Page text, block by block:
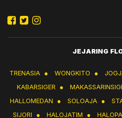
JEJARING
TRENASIA ● WONGKITO ●
KABARSIGER
●
HALLOMEDAN
● SOLOAJA ●
SIJORI
● HALOJATIM ●